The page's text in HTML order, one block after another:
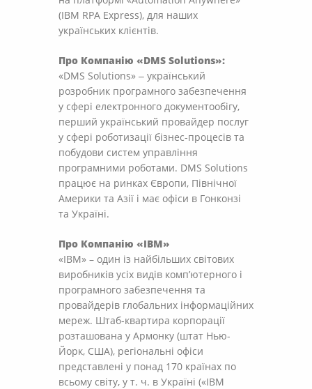
(IBM RPA Express), для наших
українських клієнтів.
Про Компанію «DMS Solutions»:
«DMS Solutions» ‒ український
розробник програмного забезпечення
у сфері електронного документообігу,
перший український провайдер послуг
у сфері роботизації бізнес-процесів та
побудови систем управління
програмними роботами. DMS Solutions
працює на ринках Європи, Північної
Америки та Азії і має офіси в Гонконзі
та Україні.
Про Компанію «IBM»
«IBM» – один із найбільших світових
виробників усіх видів комп’ютерного і
програмного забезпечення та
провайдерів глобальних інформаційних
мереж. Штаб-квартира корпорації
розташована у Армонку (штат Нью-
Йорк, США), регіональні офіси
представлені у понад 170 країнах по
всьому світу, у т. ч. в Україні («ІBM